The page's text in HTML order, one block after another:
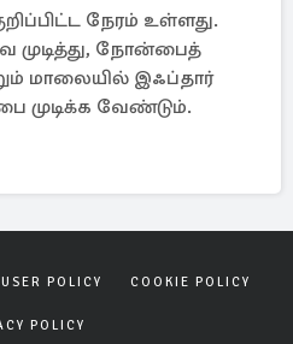
நேரம் உள்ளது.
நோன்பைத்
மாலையில் இஃப்தார்
வேண்டும்.
USER POLICY COOKIE POLICY
POLICY